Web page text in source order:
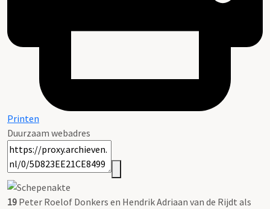
Printen
Duurzaam webadres
19 Peter Roelof Donkers en Hendrik Adriaan van de Rijdt als